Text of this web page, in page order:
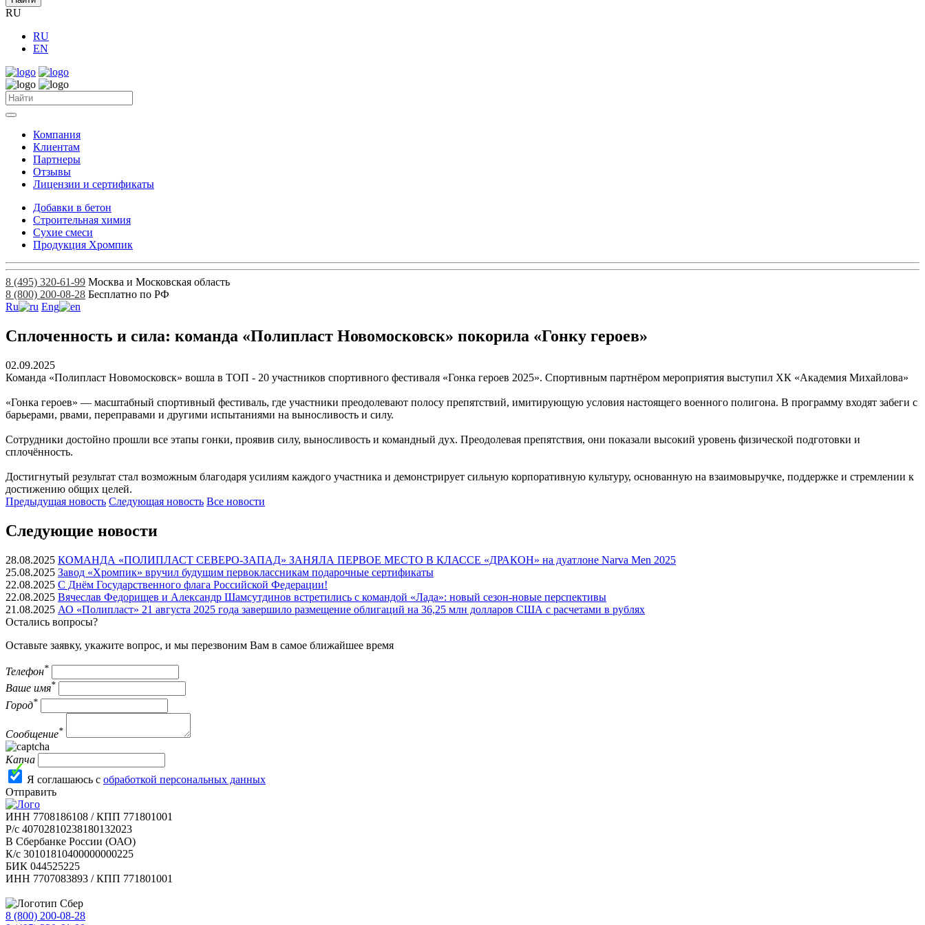
RU
RU
EN
Компания
Клиентам
Партнеры
Отзывы
Лицензии и сертификаты
Добавки в бетон
Строительная химия
Сухие смеси
Продукция Хромпик
8 (495) 320-61-99 Москва и Московская область
8 (800) 200-08-28 Бесплатно по РФ
Ru
Eng
Сплоченность и сила: команда «Полипласт Новомосковск» покорила «Гонку героев»
02.09.2025
Команда «Полипласт Новомосковск» вошла в ТОП - 20 участников спортивного фестиваля «Гонка героев 2025». Спортивным партнёром мероприятия выступил ХК «Академия Михайлова»
«Гонка героев» — масштабный спортивный фестиваль, где участники преодолевают полосу препятствий, имитирующую условия настоящего военного полигона. В программу входят забеги с
барьерами, рвами, переправами и другими испытаниями на выносливость и силу.
Сотрудники достойно прошли все этапы гонки, проявив силу, выносливость и командный дух. Преодолевая препятствия, они показали высокий уровень физической подготовки и
сплочённость.
Достигнутый результат стал возможным благодаря усилиям каждого участника и демонстрирует сильную корпоративную культуру, основанную на взаимовыручке, поддержке и стремлении к
достижению общих целей.
Предыдущая новость Следующая новость Все новости
Следующие новости
28.08.2025 КОМАНДА «ПОЛИПЛАСТ СЕВЕРО-ЗАПАД» ЗАНЯЛА ПЕРВОЕ МЕСТО В КЛАССЕ «ДРАКОН» на дуатлоне Narva Men 2025
25.08.2025 Завод «Хромпик» вручил будущим первоклассникам подарочные сертификаты
22.08.2025 С Днём Государственного флага Российской Федерации!
22.08.2025 Вячеслав Федорищев и Александр Шамсутдинов встретились с командой «Лада»: новый сезон-новые перспективы
21.08.2025 АО «Полипласт» 21 августа 2025 года завершило размещение облигаций на 36,25 млн долларов США с расчетами в рублях
Остались вопросы?
Оставьте заявку, укажите вопрос, и мы перезвоним Вам в самое ближайшее время
Телефон*
Ваше имя*
Город*
Сообщение*
Капча
Я соглашаюсь с обработкой персональных данных
Отправить
ИНН 7708186108 / КПП 771801001
Р/с 40702810238180132023
В Сбербанке России (ОАО)
К/с 30101810400000000225
БИК 044525225
ИНН 7707083893 / КПП 771801001
8 (800) 200-08-28